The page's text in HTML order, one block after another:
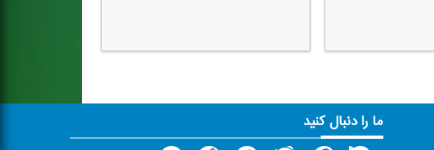
ما را دنبال کنید